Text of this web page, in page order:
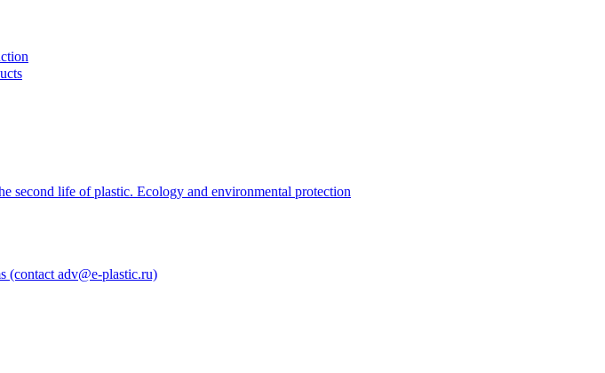
second life of plastic. Ecology and environmental protection
(contact adv@e-plastic.ru)